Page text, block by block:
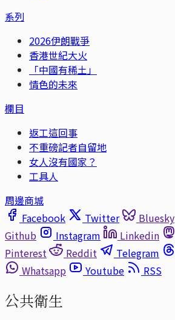
系列
2026伊朗戰爭
香港世紀大火
「中國有稀土」
情色的未來
欄目
返工這回事
不重磅記者自留地
女人沒有國家？
工具人
周邊商城
Facebook
Twitter Bluesky
Github
Instagram Linkedin
Pinterest
Reddit Telegram
Whatsapp
Youtube RSS
公共衛生